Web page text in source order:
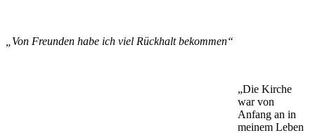
„Von Freunden habe ich viel Rückhalt bekommen“